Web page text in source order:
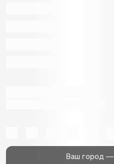
Ваш город —